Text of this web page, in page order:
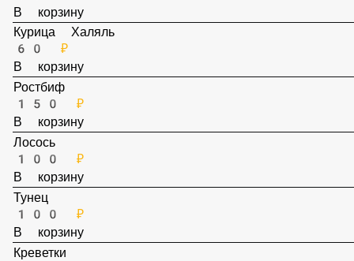
Ветчина Халяль
60 ₽
В корзину
Курица Халяль
60 ₽
В корзину
Ростбиф
150 ₽
В корзину
Лосось
100 ₽